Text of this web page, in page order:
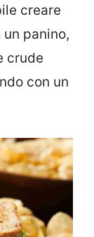
creare
panino,
crude
con un